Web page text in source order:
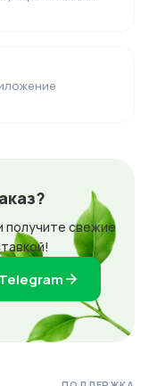
получите свежие